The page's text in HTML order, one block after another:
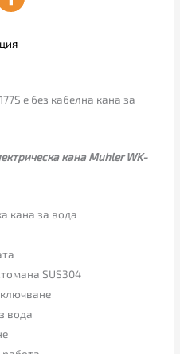
е без кабелна кана за
кана Muhler WK-
кана за вода
SUS304
вода